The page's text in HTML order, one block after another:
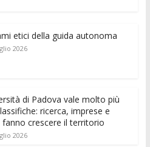
ss
e
er
di e di
etici della guida autonoma
2026
di Padova vale molto più
ricerca, imprese e
crescere il territorio
2026